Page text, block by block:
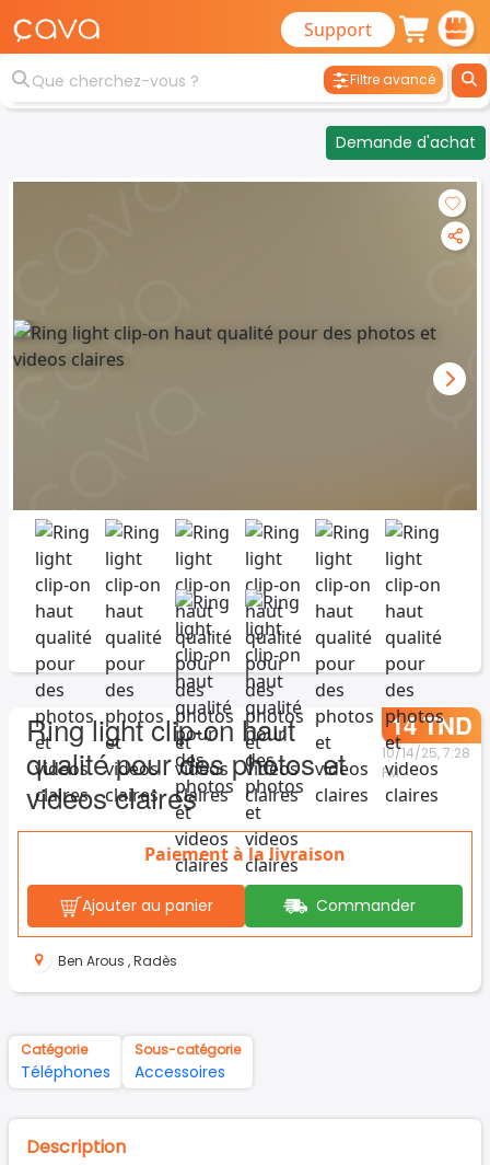
Support
Filtre avancé
Demande d'achat
Ring light clip-on haut
qualité pour des photos et
videos claires
14 TND
10/14/25, 7:28
PM
Paiement à la livraison
Ajouter au panier Commander
Ben Arous ,Radès
Catégorie
Téléphones
Sous-catégorie
Accessoires
Description